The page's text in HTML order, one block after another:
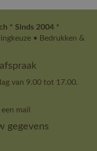
* Sinds 2004 *
• Bedrukken &
van 9.00 tot 17.00.
mail
gegevens